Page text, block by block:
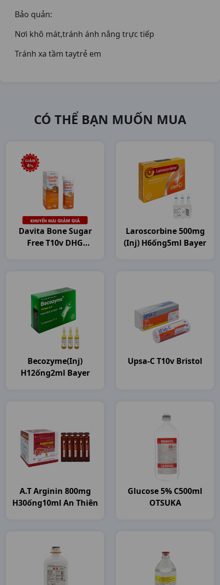
Bảo quản:
Nơi khô mát,tránh ánh nắng trực tiếp
Tránh xa tầm taytrẻ em
CÓ THỂ BẠN MUỐN MUA
Davita Bone Sugar
Free T10v DHG
Laroscorbine 500mg
(inj) H6ống5ml Bayer
Becozyme(inj)
H12ống2ml Bayer
Upsa-C T10v Bristol
A.t Arginin 800mg
H30ống10ml An Thiên
Glucose 5% C500ml
OTSUKA